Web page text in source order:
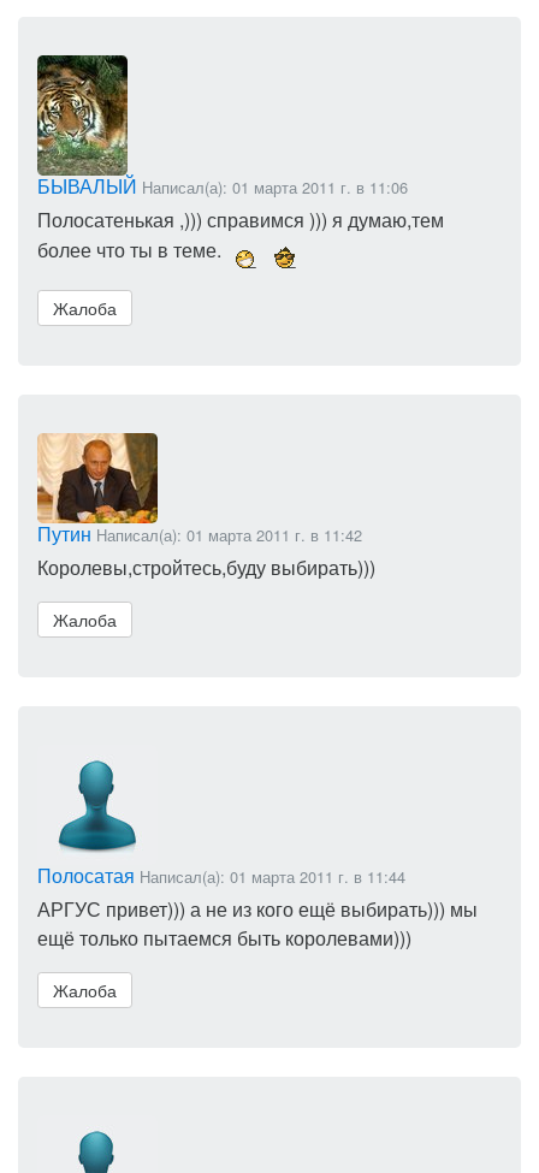
БЫВАЛЫЙ Написал(а): 01 марта 2011 г. в 11:06
Полосатенькая ,))) справимся ))) я думаю,тем
более что ты в теме.
Жалоба
Путин Написал(а): 01 марта 2011 г. в 11:42
Королевы,стройтесь,буду выбирать)))
Жалоба
Полосатая Написал(а): 01 марта 2011 г. в 11:44
АРГУС привет))) а не из кого ещё выбирать))) мы
ещё только пытаемся быть королевами)))
Жалоба